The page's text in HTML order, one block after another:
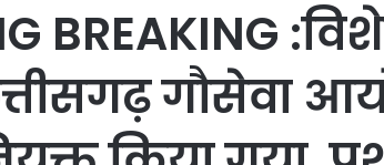
BREAKING
गौसेवा